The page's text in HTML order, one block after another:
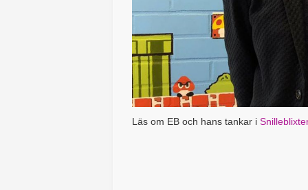
Läs om EB och hans tankar i